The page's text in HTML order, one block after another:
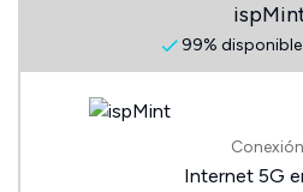
99% disponible
Internet 5G